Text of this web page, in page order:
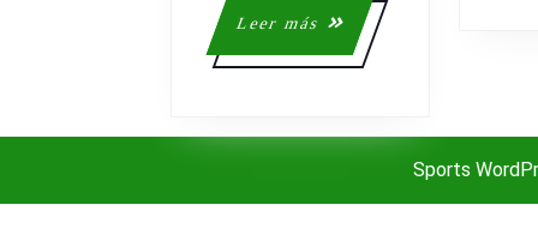
Leer más
Leer
más
Sports